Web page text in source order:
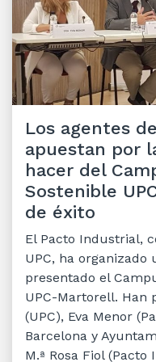
Los agentes
apuestan por
hacer del
Sostenible
de éxito
El Pacto Industrial,
UPC, ha organizado
presentado el
UPC-Martorell. Han
(UPC), Eva Menor
Barcelona y
M.ª Rosa Fiol